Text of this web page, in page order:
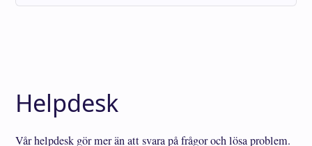
Helpdesk
Vår helpdesk gör mer än att svara på frågor och lösa problem.